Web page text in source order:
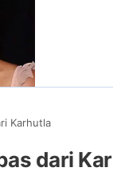
Karhutla
dari